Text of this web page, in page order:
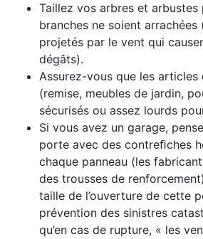
Taillez vos arbres et
branches ne soient
projetés par le vent qui
dégâts).
Assurez-vous que les articles
(remise, meubles de jardin,
sécurisés ou assez lourds
Si vous avez un garage,
porte avec des contreﬁches
chaque panneau (les
des trousses de
taille de l’ouverture de cette
prévention des sinistres
qu’en cas de rupture, « les